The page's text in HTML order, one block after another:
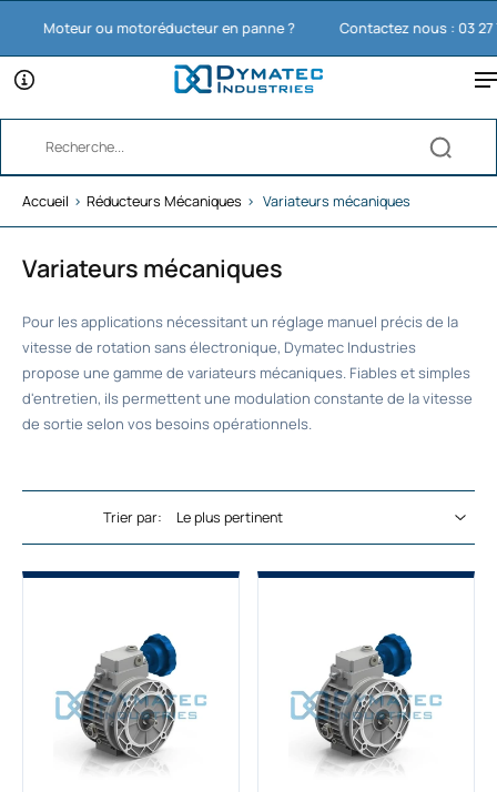
Moteur ou motoréducteur en panne ? Contactez nous : 03 27 74
Accueil › Réducteurs Mécaniques › Variateurs mécaniques
Variateurs mécaniques
Pour les applications nécessitant un réglage manuel précis de la
vitesse de rotation sans électronique, Dymatec Industries
propose une gamme de variateurs mécaniques. Fiables et simples
d'entretien, ils permettent une modulation constante de la vitesse
de sortie selon vos besoins opérationnels.
Trier par: